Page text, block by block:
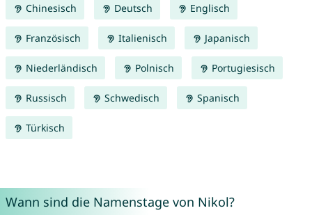
Chinesisch Deutsch Englisch
Französisch Italienisch Japanisch
Niederländisch Polnisch Portugiesisch
Russisch Schwedisch Spanisch
Türkisch
Wann sind die Namenstage von Nikol?